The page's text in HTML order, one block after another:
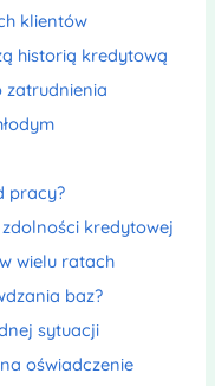
klientów
historią kredytową
zatrudnienia
pracy?
kredytowej
wielu ratach
baz?
sytuacji
oświadczenie